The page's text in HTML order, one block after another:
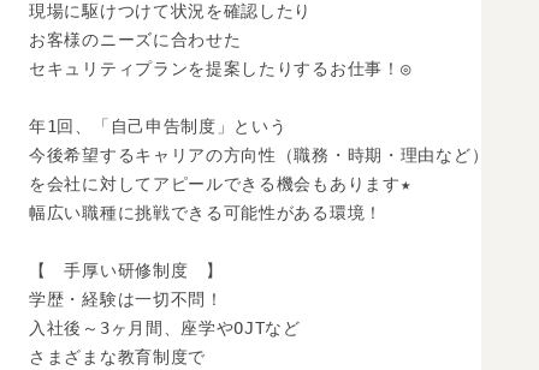
現場に駆けつけて状況を確認したり
お客様のニーズに合わせた
セキュリティプランを提案したりするお仕事！◎
年1回、「自己申告制度」という
今後希望するキャリアの方向性（職務・時期・理由など）
を会社に対してアピールできる機会もあります★
幅広い職種に挑戦できる可能性がある環境！
【　手厚い研修制度　】
学歴・経験は一切不問！
入社後～3ヶ月間、座学やOJTなど
さまざまな教育制度で